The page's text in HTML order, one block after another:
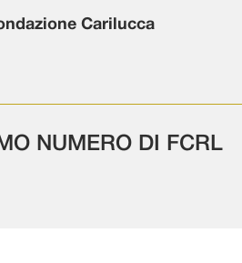
Carilucca
NUMERO DI FCRL